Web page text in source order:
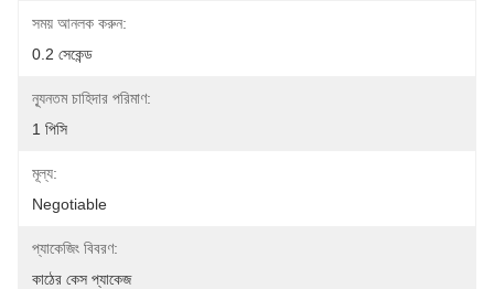
সময় আনলক করুন:
0.2 সেকেন্ড
ন্যূনতম চাহিদার পরিমাণ:
1 পিসি
মূল্য:
Negotiable
প্যাকেজিং বিবরণ:
কাঠের কেস প্যাকেজ